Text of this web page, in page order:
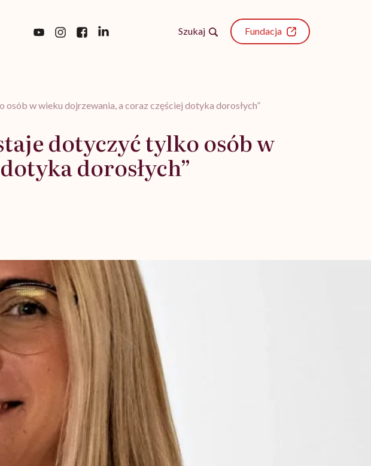
Szukaj Fundacja
w wieku dojrzewania, a coraz częściej dotyka dorosłych”
dotyczyć tylko osób w
dorosłych”